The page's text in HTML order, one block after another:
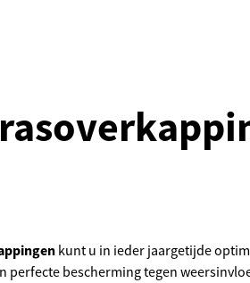
kunt u in ieder jaargetijde
perfecte bescherming tegen